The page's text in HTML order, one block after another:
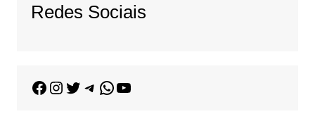
Redes Sociais